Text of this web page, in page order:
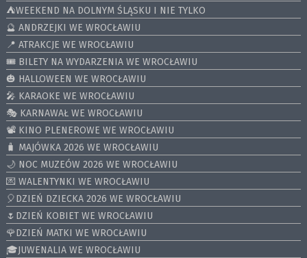
⛺️WEEKEND NA DOLNYM ŚLĄSKU I NIE TYLKO
🔮 ANDRZEJKI WE WROCŁAWIU
📍 ATRAKCJE WE WROCŁAWIU
🎟️ BILETY NA WYDARZENIA WE WROCŁAWIU
🎃 HALLOWEEN WE WROCŁAWIU
🎤 KARAOKE WE WROCŁAWIU
🎭 KARNAWAŁ WE WROCŁAWIU
📽️ KINO PLENEROWE WE WROCŁAWIU
🧳 MAJÓWKA 2026 WE WROCŁAWIU
🌙 NOC MUZEÓW 2026 WE WROCŁAWIU
💌 WALENTYNKI WE WROCŁAWIU
🎈DZIEŃ DZIECKA 2026 WE WROCŁAWIU
🌷DZIEŃ KOBIET WE WROCŁAWIU
🌹DZIEŃ MATKI WE WROCŁAWIU
🎓JUWENALIA WE WROCŁAWIU